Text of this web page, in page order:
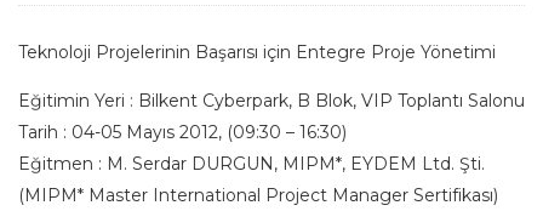
Teknoloji Projelerinin Başarısı için Entegre Proje Yönetimi
Eğitimin Yeri : Bilkent Cyberpark, B Blok, VIP Toplantı Salonu
Tarih : 04-05 Mayıs 2012, (09:30 – 16:30)
Eğitmen : M. Serdar DURGUN, MIPM*, EYDEM Ltd. Şti.
(MIPM* Master International Project Manager Sertifikası)